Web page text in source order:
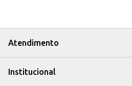
Pode ser consumida pura ou utilizada no
Ideal para revenda em mercados e
A Bebida Láctea Polpa Elegê Morango é
Atendimento
Institucional